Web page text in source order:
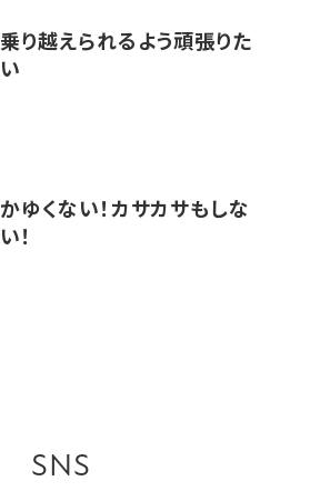
乗り越えられるよう頑張りた
い
かゆくない！カサカサもしな
い！
SNS